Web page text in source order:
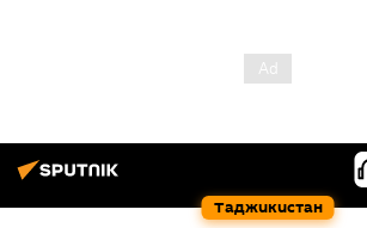
Таджикистан